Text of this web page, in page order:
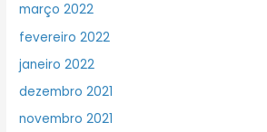
março 2022
fevereiro 2022
janeiro 2022
dezembro 2021
novembro 2021